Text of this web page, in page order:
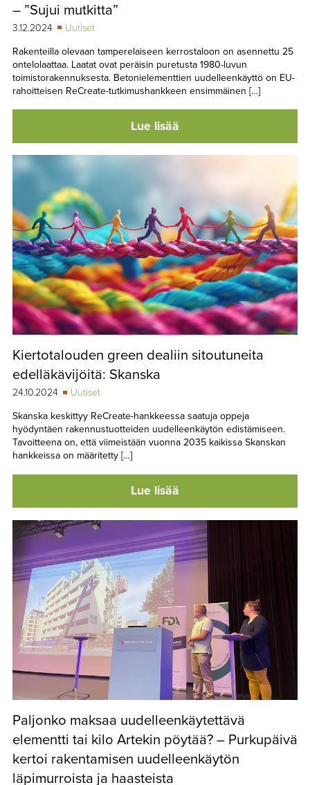
– ”Sujui mutkitta”
3.12.2024
Uutiset
Rakenteilla olevaan tamperelaiseen kerrostaloon on asennettu 25
ontelolaattaa. Laatat ovat peräisin puretusta 1980-luvun
toimistorakennuksesta. Betonielementtien uudelleenkäyttö on EU-
rahoitteisen ReCreate-tutkimushankkeen ensimmäinen […]
Lue lisää
Kiertotalouden green dealiin sitoutuneita
edelläkävijöitä: Skanska
24.10.2024
Uutiset
Skanska keskittyy ReCreate-hankkeessa saatuja oppeja
hyödyntäen rakennustuotteiden uudelleenkäytön edistämiseen.
Tavoitteena on, että viimeistään vuonna 2035 kaikissa Skanskan
hankkeissa on määritetty […]
Lue lisää
Paljonko maksaa uudelleenkäytettävä
elementti tai kilo Artekin pöytää? – Purkupäivä
kertoi rakentamisen uudelleenkäytön
läpimurroista ja haasteista